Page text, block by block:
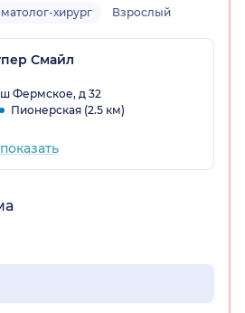
хирург Взрослый
Смайл
ш Фермское, д 32
Пионерская (2.5 км)
показать